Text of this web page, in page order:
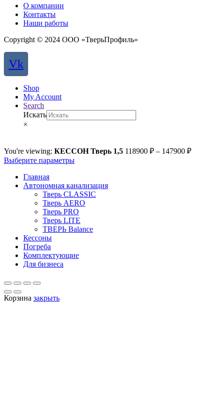
О компании
Контакты
Наши работы
Copyright © 2024 ООО «ТверьПрофиль»
Vk
Shop
My Account
Search
Искать
×
You're viewing: КЕССОН Тверь 1,5 118900 ₽ – 147900 ₽
Выберите параметры
Главная
Автономная канализация
Тверь CLASSIC
Тверь AERO
Тверь PRO
Тверь LITE
ТВЕРЬ Balance
Кессоны
Погреба
Комплектующие
Для бизнеса
Корзина закрыть